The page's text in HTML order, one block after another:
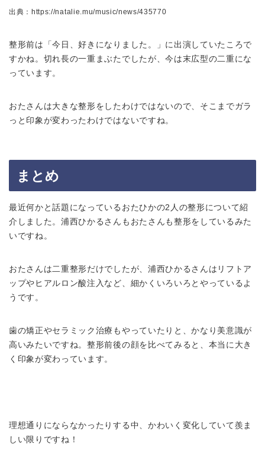
出典：https://natalie.mu/music/news/435770
整形前は「今日、好きになりました。」に出演していたころで
すかね。切れ長の一重まぶたでしたが、今は末広型の二重にな
っています。
おたさんは大きな整形をしたわけではないので、そこまでガラ
っと印象が変わったわけではないですね。
まとめ
最近何かと話題になっているおたひかの2人の整形について紹
介しました。浦西ひかるさんもおたさんも整形をしているみた
いですね。
おたさんは二重整形だけでしたが、浦西ひかるさんはリフトア
ップやヒアルロン酸注入など、細かくいろいろとやっているよ
うです。
歯の矯正やセラミック治療もやっていたりと、かなり美意識が
高いみたいですね。整形前後の顔を比べてみると、本当に大き
く印象が変わっています。
理想通りにならなかったりする中、かわいく変化していて羨ま
しい限りですね！